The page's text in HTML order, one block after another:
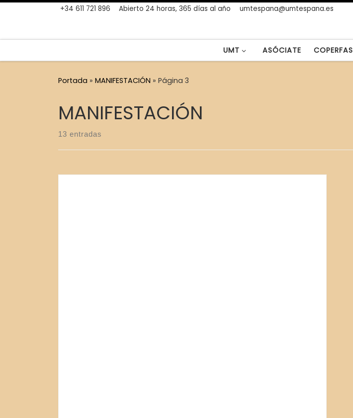
+34 611 721 896 Abierto 24 horas, 365 días al año umtespana@umtespana.es
UMT ASÓCIATE COPERFAS
Portada » MANIFESTACIÓN » Página 3
MANIFESTACIÓN
13 entradas